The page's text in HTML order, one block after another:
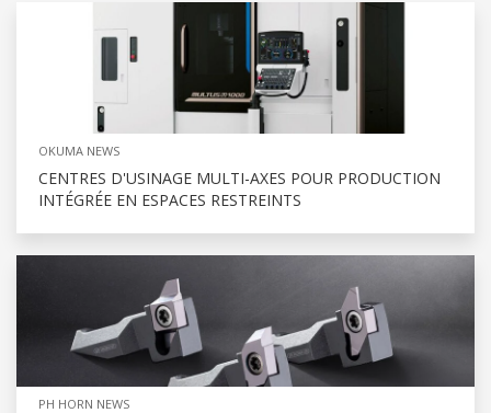
OKUMA NEWS
CENTRES D'USINAGE MULTI-AXES POUR PRODUCTION
INTÉGRÉE EN ESPACES RESTREINTS
PH HORN NEWS